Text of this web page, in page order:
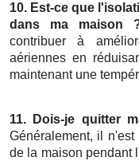
10. Est-ce que
dans ma maison
contribuer à
aériennes en
maintenant une
11. Dois-je quitter
Généralement, il
de la maison pendant